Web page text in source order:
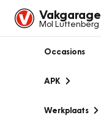
Vakgarage
Mol Luttenberg
Occasions
APK
Werkplaats